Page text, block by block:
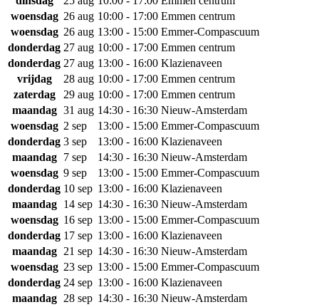
woensdag 26 aug 10:00 - 17:00 Emmen centrum
woensdag 26 aug 13:00 - 15:00 Emmer-Compascuum
donderdag 27 aug 10:00 - 17:00 Emmen centrum
donderdag 27 aug 13:00 - 16:00 Klazienaveen
vrijdag
28 aug 10:00 - 17:00 Emmen centrum
zaterdag
29 aug 10:00 - 17:00 Emmen centrum
maandag 31 aug 14:30 - 16:30 Nieuw-Amsterdam
woensdag 2 sep 13:00 - 15:00 Emmer-Compascuum
donderdag 3 sep 13:00 - 16:00 Klazienaveen
maandag
7 sep 14:30 - 16:30 Nieuw-Amsterdam
woensdag 9 sep 13:00 - 15:00 Emmer-Compascuum
donderdag 10 sep 13:00 - 16:00 Klazienaveen
maandag
14 sep 14:30 - 16:30 Nieuw-Amsterdam
woensdag 16 sep 13:00 - 15:00 Emmer-Compascuum
donderdag 17 sep 13:00 - 16:00 Klazienaveen
maandag
21 sep 14:30 - 16:30 Nieuw-Amsterdam
woensdag 23 sep 13:00 - 15:00 Emmer-Compascuum
donderdag 24 sep 13:00 - 16:00 Klazienaveen
maandag
28 sep 14:30 - 16:30 Nieuw-Amsterdam